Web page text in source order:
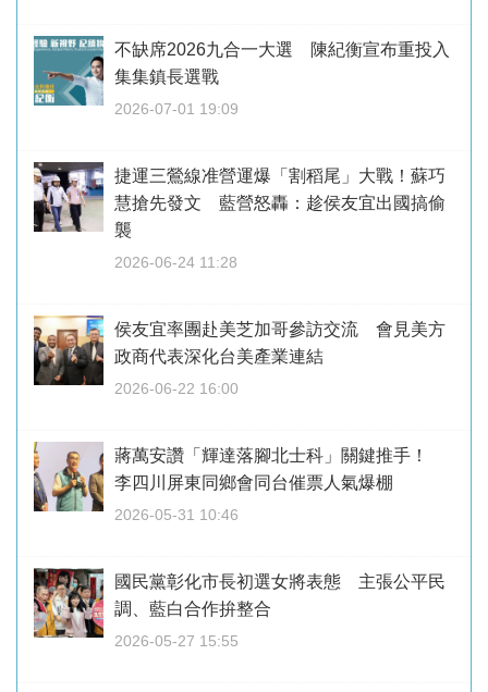
不缺席2026九合一大選 陳紀衡宣布重投入
集集鎮長選戰
2026-07-01 19:09
捷運三鶯線准營運爆「割稻尾」大戰！蘇巧
慧搶先發文 藍營怒轟：趁侯友宜出國搞偷
襲
2026-06-24 11:28
侯友宜率團赴美芝加哥參訪交流 會見美方
政商代表深化台美產業連結
2026-06-22 16:00
蔣萬安讚「輝達落腳北士科」關鍵推手！
李四川屏東同鄉會同台催票人氣爆棚
2026-05-31 10:46
國民黨彰化市長初選女將表態 主張公平民
調、藍白合作拚整合
2026-05-27 15:55